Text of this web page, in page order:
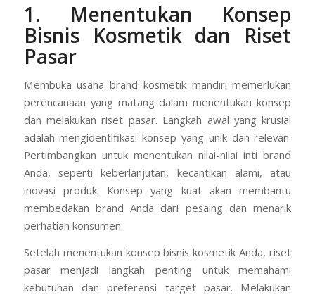
1. Menentukan Konsep
Bisnis Kosmetik dan Riset
Pasar
Membuka usaha brand kosmetik mandiri memerlukan
perencanaan yang matang dalam menentukan konsep
dan melakukan riset pasar. Langkah awal yang krusial
adalah mengidentifikasi konsep yang unik dan relevan.
Pertimbangkan untuk menentukan nilai-nilai inti brand
Anda, seperti keberlanjutan, kecantikan alami, atau
inovasi produk. Konsep yang kuat akan membantu
membedakan brand Anda dari pesaing dan menarik
perhatian konsumen.
Setelah menentukan konsep bisnis kosmetik Anda, riset
pasar menjadi langkah penting untuk memahami
kebutuhan dan preferensi target pasar. Melakukan